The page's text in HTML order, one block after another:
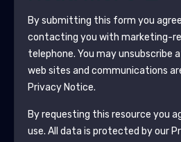
By submitting this form you
contacting you with marketing-
telephone. You may unsubscribe
web sites and communications
Privacy Notice.
By requesting this resource you
use. All data is protected by our